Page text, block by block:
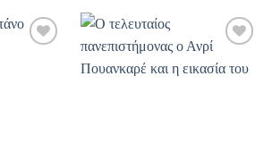
Προσθήκη
βιβλίου